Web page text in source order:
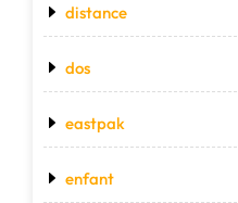
distance
dos
eastpak
enfant